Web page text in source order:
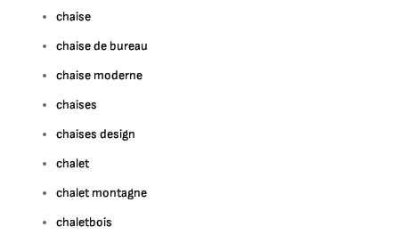
chaise
chaise de bureau
chaise moderne
chaises
chaises design
chalet
chalet montagne
chaletbois